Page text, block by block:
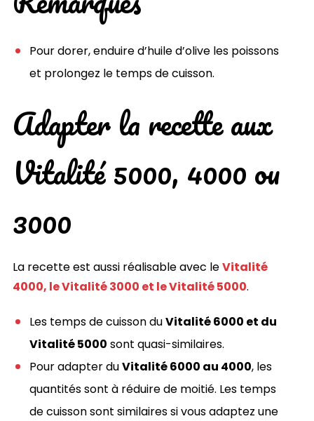
Pour dorer, enduire d’huile d’olive les poissons
et prolongez le temps de cuisson.
Adapter la recette aux
Vitalité 5000, 4000 ou
3000
La recette est aussi réalisable avec leVitalité
4000, le Vitalité 3000 et le Vitalité 5000.
Les temps de cuisson duVitalité 6000 et du
Vitalité 5000 sont quasi-similaires.
Pour adapter duVitalité 6000 au 4000, les
quantités sont à réduire de moitié. Les temps
de cuisson sont similaires si vous adaptez une